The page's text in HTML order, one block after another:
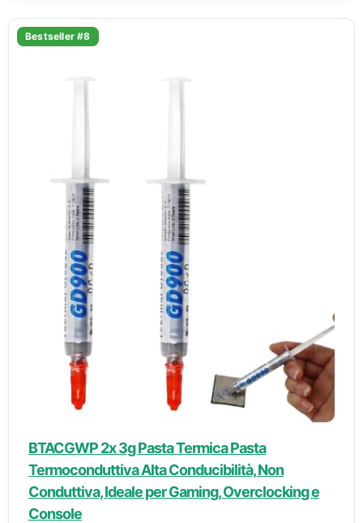
Bestseller #8
BTACGWP 2x 3g Pasta Termica Pasta
Termoconduttiva Alta Conducibilità, Non
Conduttiva, Ideale per Gaming, Overclocking e
Console